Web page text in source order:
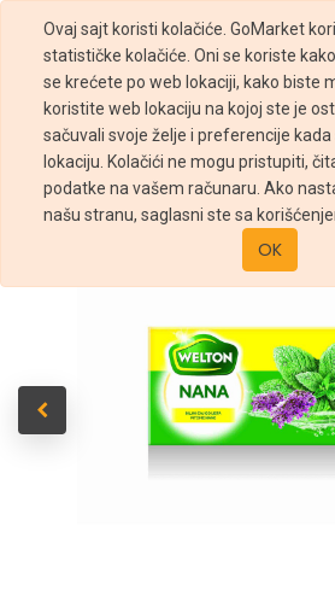
Ovaj sajt koristi kolačiće. GoMarket
statističke kolačiće. Oni se koriste
se krećete po web lokaciji, kako biste
koristite web lokaciju na kojoj ste je
sačuvali svoje želje i preferencije
lokaciju. Kolačići ne mogu pristupiti,
podatke na vašem računaru. Ako
našu stranu, saglasni ste sa
OK
Prodavnica Welton čaj nana 20/1